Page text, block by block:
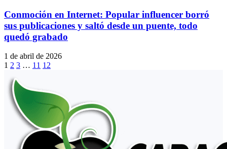
Conmoción en Internet: Popular influencer borró
sus publicaciones y saltó desde un puente, todo
quedó grabado
1 de abril de 2026
1 2 3 … 11 12